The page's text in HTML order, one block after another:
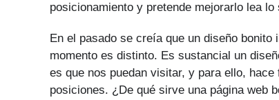
posicionamiento y pretende mejorarlo lea lo
En el pasado se creía que un diseño
momento es distinto. Es sustancial un
es que nos puedan visitar, y para ello,
posiciones. ¿De qué sirve una página web